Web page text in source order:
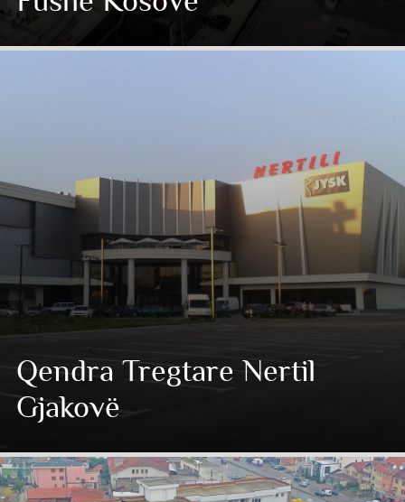
Qendra Tregtare Nertil
Gjakovë